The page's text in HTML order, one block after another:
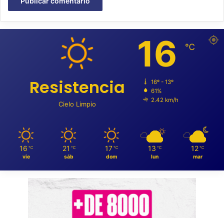
Resistencia
Cielo Limpio
16 ℃
16º - 13º
61%
2.42 km/h
16 ℃
vie
21 ℃
sáb
17 ℃
dom
13 ℃
lun
12 ℃
mar